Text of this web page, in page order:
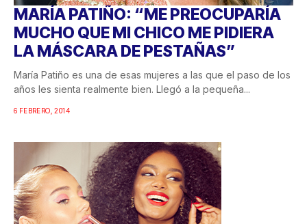
MARÍA PATIÑO: “ME PREOCUPARÍA
MUCHO QUE MI CHICO ME PIDIERA
LA MÁSCARA DE PESTAÑAS”
María Patiño es una de esas mujeres a las que el paso de los
años les sienta realmente bien. Llegó a la pequeña...
6 FEBRERO, 2014